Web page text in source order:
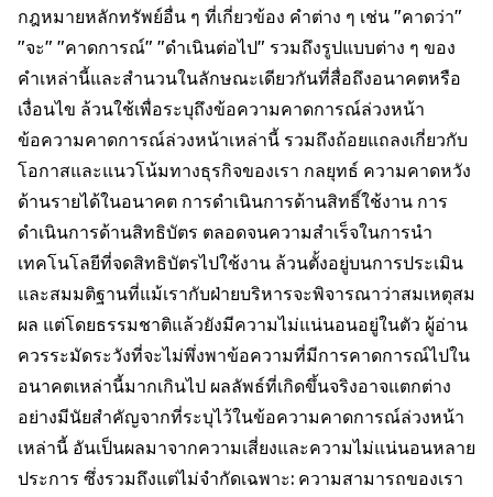
กฎหมายหลักทรัพย์อื่น ๆ ที่เกี่ยวข้อง คำต่าง ๆ เช่น "คาดว่า"
"จะ" "คาดการณ์" "ดำเนินต่อไป" รวมถึงรูปแบบต่าง ๆ ของ
คำเหล่านี้และสำนวนในลักษณะเดียวกันที่สื่อถึงอนาคตหรือ
เงื่อนไข ล้วนใช้เพื่อระบุถึงข้อความคาดการณ์ล่วงหน้า
ข้อความคาดการณ์ล่วงหน้าเหล่านี้ รวมถึงถ้อยแถลงเกี่ยวกับ
โอกาสและแนวโน้มทางธุรกิจของเรา กลยุทธ์ ความคาดหวัง
ด้านรายได้ในอนาคต การดำเนินการด้านสิทธิ์ใช้งาน การ
ดำเนินการด้านสิทธิบัตร ตลอดจนความสำเร็จในการนำ
เทคโนโลยีที่จดสิทธิบัตรไปใช้งาน ล้วนตั้งอยู่บนการประเมิน
และสมมติฐานที่แม้เรากับฝ่ายบริหารจะพิจารณาว่าสมเหตุสม
ผล แต่โดยธรรมชาติแล้วยังมีความไม่แน่นอนอยู่ในตัว ผู้อ่าน
ควรระมัดระวังที่จะไม่พึ่งพาข้อความที่มีการคาดการณ์ไปใน
อนาคตเหล่านี้มากเกินไป ผลลัพธ์ที่เกิดขึ้นจริงอาจแตกต่าง
อย่างมีนัยสำคัญจากที่ระบุไว้ในข้อความคาดการณ์ล่วงหน้า
เหล่านี้ อันเป็นผลมาจากความเสี่ยงและความไม่แน่นอนหลาย
ประการ ซึ่งรวมถึงแต่ไม่จำกัดเฉพาะ: ความสามารถของเรา